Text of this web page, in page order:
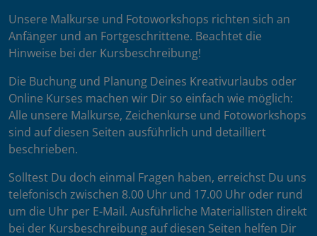
Unsere Malkurse und Fotoworkshops richten sich an
Anfänger und an Fortgeschrittene. Beachtet die
Hinweise bei der Kursbeschreibung!
Die Buchung und Planung Deines Kreativurlaubs oder
Online Kurses machen wir Dir so einfach wie möglich:
Alle unsere Malkurse, Zeichenkurse und Fotoworkshops
sind auf diesen Seiten ausführlich und detailliert
beschrieben.
Solltest Du doch einmal Fragen haben, erreichst Du uns
telefonisch zwischen 8.00 Uhr und 17.00 Uhr oder rund
um die Uhr per E-Mail. Ausführliche Materiallisten direkt
bei der Kursbeschreibung auf diesen Seiten helfen Dir